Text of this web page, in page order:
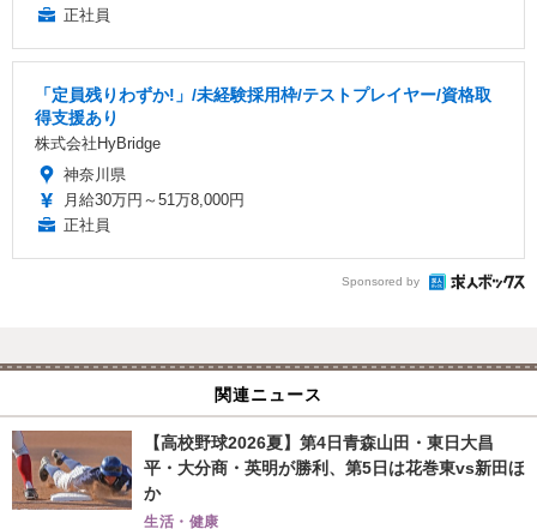
正社員
「定員残りわずか!」/未経験採用枠/テストプレイヤー/資格取
得支援あり
株式会社HyBridge
神奈川県
月給30万円～51万8,000円
正社員
Sponsored by
関連ニュース
【高校野球2026夏】第4日青森山田・東日大昌
平・大分商・英明が勝利、第5日は花巻東vs新田ほ
か
生活・健康